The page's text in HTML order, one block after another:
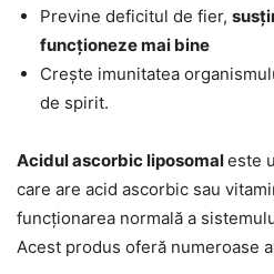
Previne deficitul de fier,
funcționeze mai bine
Crește imunitatea
de spirit.
Acidul ascorbic liposomaleste
care are acid ascorbic sau
funcționarea normală a
Acest produs oferă numeroase